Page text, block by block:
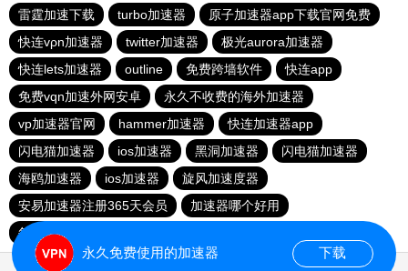
雷霆加速下载
turbo加速器
原子加速器app下载官网免费
快连vρn加速器
twitter加速器
极光aurora加速器
快连lets加速器
outline 免费跨墙软件
快连app
免费vqn加速外网安卓
永久不收费的海外加速器
vp加速器官网
hammer加速器
快连加速器app
闪电猫加速器
ios加速器 黑洞加速器
闪电猫加速器
海鸥加速器
ios加速器
旋风加速度器
安易加速器注册365天会员
加速器哪个好用
每天试用一小时加速器
永久免费使用的加速器 下载